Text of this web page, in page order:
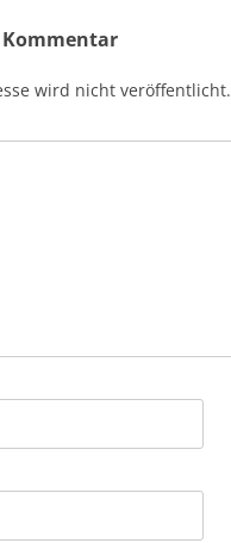
Kommentar
wird nicht veröffentlicht.